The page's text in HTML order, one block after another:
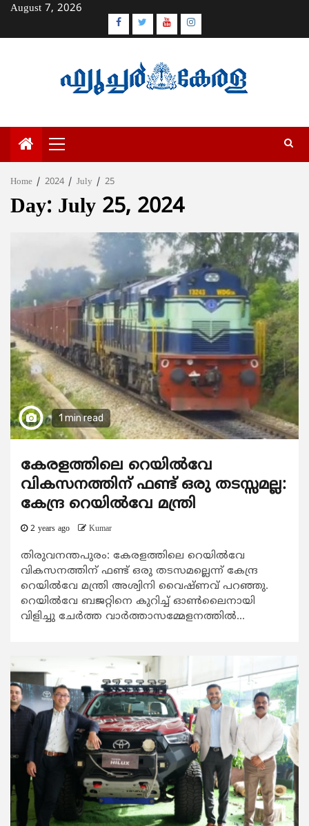
Skip
content
August 7, 2026
Facebook
TwitterYoutubeInstagram
Primary
Menu
Home 2024 July 25
Day: July 25, 2024
1 min read
കേരളത്തിലെ റെയില്‍വേ
വികസനത്തിന് ഫണ്ട് ഒരു തടസ്സമല്ല:
കേന്ദ്ര റെയില്‍വേ മന്ത്രി
2 years ago Kumar
തിരുവനന്തപുരം: കേരളത്തിലെ റെയില്‍വേ
വികസനത്തിന് ഫണ്ട് ഒരു തടസമല്ലെന്ന് കേന്ദ്ര
റെയില്‍വേ മന്ത്രി അശ്വിനി വൈഷ്ണവ് പറഞ്ഞു.
റെയില്‍വേ ബജറ്റിനെ കുറിച്ച് ഓണ്‍ലൈനായി
വിളിച്ചു ചേര്‍ത്ത വാര്‍ത്താസമ്മേളനത്തില്‍...